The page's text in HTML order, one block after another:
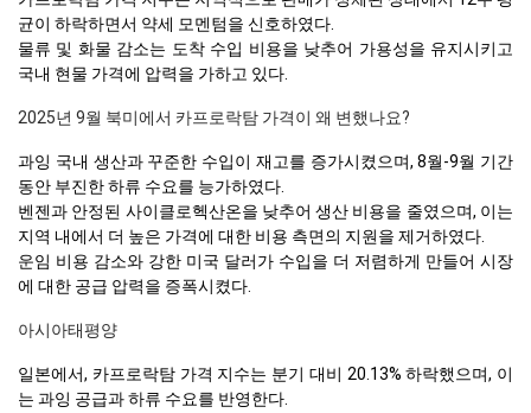
균이 하락하면서 약세 모멘텀을 신호하였다.
물류 및 화물 감소는 도착 수입 비용을 낮추어 가용성을 유지시키고
국내 현물 가격에 압력을 가하고 있다.
2025년 9월 북미에서 카프로락탐 가격이 왜 변했나요?
과잉 국내 생산과 꾸준한 수입이 재고를 증가시켰으며, 8월-9월 기간
동안 부진한 하류 수요를 능가하였다.
벤젠과 안정된 사이클로헥산온을 낮추어 생산 비용을 줄였으며, 이는
지역 내에서 더 높은 가격에 대한 비용 측면의 지원을 제거하였다.
운임 비용 감소와 강한 미국 달러가 수입을 더 저렴하게 만들어 시장
에 대한 공급 압력을 증폭시켰다.
아시아태평양
일본에서, 카프로락탐 가격 지수는 분기 대비 20.13% 하락했으며, 이
는 과잉 공급과 하류 수요를 반영한다.